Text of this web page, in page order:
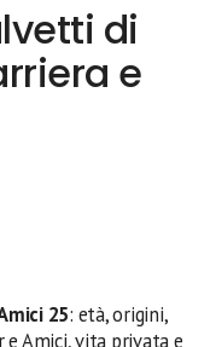
di
e
25: età, origini,
e Amici, vita privata e